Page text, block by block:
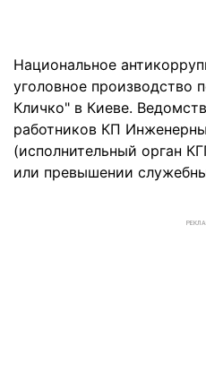
Национальное
уголовное производство
Кличко" в Киеве.
работников КП
(исполнительный орган
или превышении